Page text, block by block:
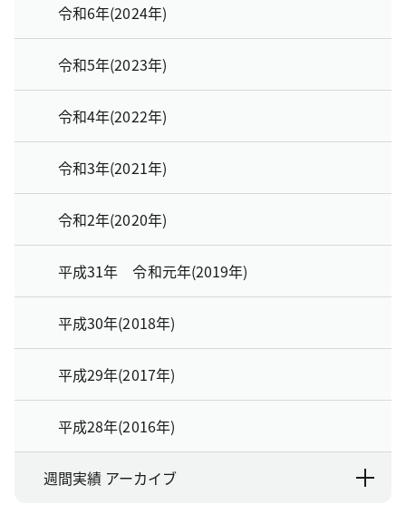
令和6年(2024年)
令和5年(2023年)
令和4年(2022年)
令和3年(2021年)
令和2年(2020年)
平成31年 令和元年(2019年)
平成30年(2018年)
平成29年(2017年)
平成28年(2016年)
週間実績 アーカイブ